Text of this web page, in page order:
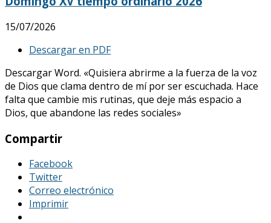
15/07/2026
Descargar en PDF
Descargar Word. «Quisiera abrirme a la fuerza de la voz
de Dios que clama dentro de mí por ser escuchada. Hace
falta que cambie mis rutinas, que deje más espacio a
Dios, que abandone las redes sociales»
Compartir
Facebook
Twitter
Correo electrónico
Imprimir